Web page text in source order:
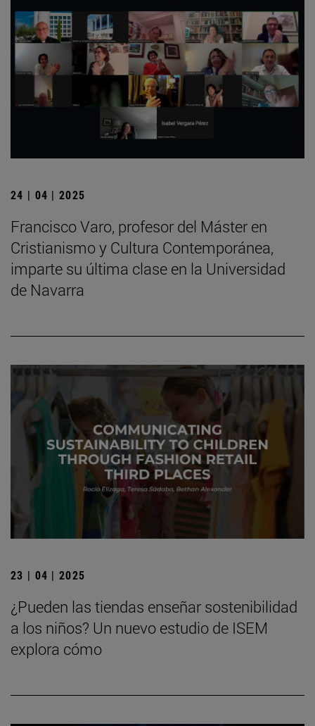
24 | 04 | 2025
Francisco Varo, profesor del Máster en
Cristianismo y Cultura Contemporánea,
imparte su última clase en la Universidad
de Navarra
23 | 04 | 2025
¿Pueden las tiendas enseñar sostenibilidad
a los niños? Un nuevo estudio de ISEM
explora cómo